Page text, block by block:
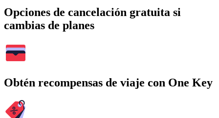
Opciones de cancelación gratuita si
cambias de planes
Obtén recompensas de viaje con One Key